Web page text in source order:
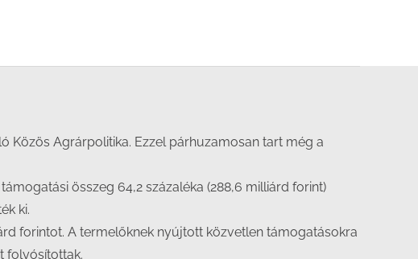
Közös Agrárpolitika. Ezzel párhuzamosan tart még a
összeg 64,2 százaléka (288,6 milliárd forint)
ki.
forintot. A termelőknek nyújtott közvetlen támogatásokra
folyósítottak.